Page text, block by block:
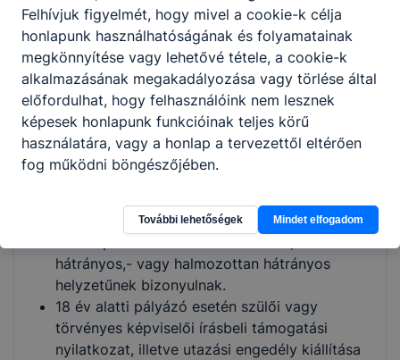
esetén előkészítő foglalkozásokon vesz részt
az utazás megkezdését megelőzően.
A sikeres részvételhez példamutató,
megbízható viselkedés elvárt, a Kréta
rendszerben rögzített dicséretek, elismerések
előnyt jelentenek az elbírálás során.
A pályázat elbírálása során előnyt jelent, ha a
jelentkező kommunikációs, társas készségei
jók, jól tud csapatban dolgozni, az elvárt
Elbírálás során előnyt élveznek azok a
hátrányos,- vagy halmozottan hátrányos
helyzetűnek bizonyulnak.
18 év alatti pályázó esetén szülői vagy
törvényes képviselői írásbeli támogatási
nyilatkozat, illetve utazási engedély kiállítása
Felhívjuk figyelmét, hogy mivel a cookie-k célja
honlapunk használhatóságának és folyamatainak
megkönnyítése vagy lehetővé tétele, a cookie-k
alkalmazásának megakadályozása vagy törlése által
előfordulhat, hogy felhasználóink nem lesznek
képesek honlapunk funkcióinak teljes körű
használatára, vagy a honlap a tervezettől eltérően
fog működni böngészőjében.
További lehetőségek Mindet elfogadom